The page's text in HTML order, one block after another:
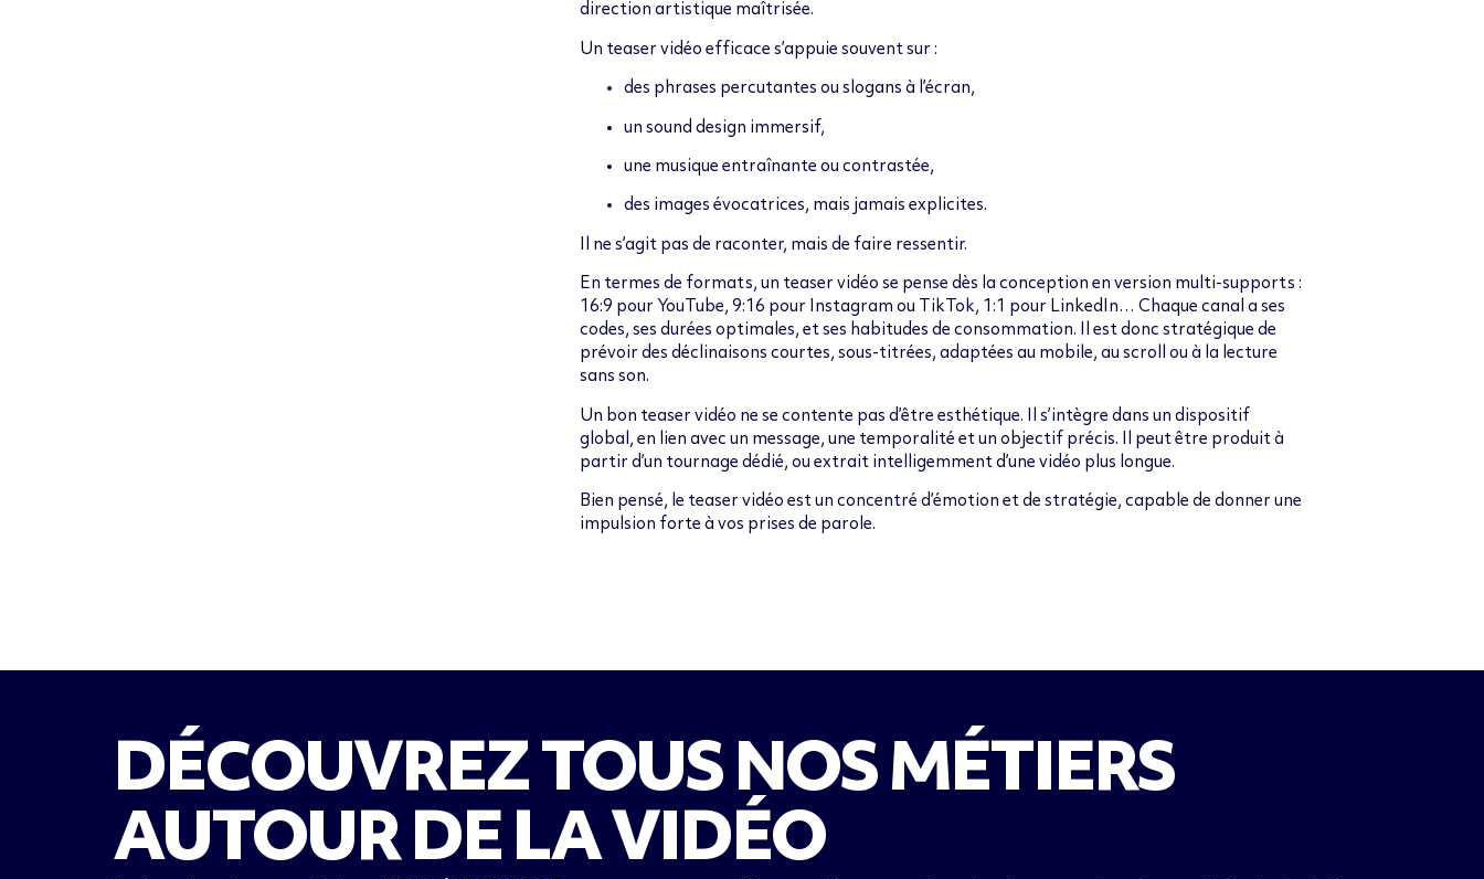
direction artistique maîtrisée.
Un teaser vidéo efficace s’appuie souvent sur :
des phrases percutantes ou slogans à l’écran,
un sound design immersif,
une musique entraînante ou contrastée,
des images évocatrices, mais jamais explicites.
Il ne s’agit pas de raconter, mais de faire ressentir.
En termes de formats, un teaser vidéo se pense dès la conception en version multi-supports :
16:9 pour YouTube, 9:16 pour Instagram ou TikTok, 1:1 pour LinkedIn… Chaque canal a ses
codes, ses durées optimales, et ses habitudes de consommation. Il est donc stratégique de
prévoir des déclinaisons courtes, sous-titrées, adaptées au mobile, au scroll ou à la lecture
sans son.
Un bon teaser vidéo ne se contente pas d’être esthétique. Il s’intègre dans un dispositif
global, en lien avec un message, une temporalité et un objectif précis. Il peut être produit à
partir d’un tournage dédié, ou extrait intelligemment d’une vidéo plus longue.
Bien pensé, le teaser vidéo est un concentré d’émotion et de stratégie, capable de donner une
impulsion forte à vos prises de parole.
DÉCOUVREZ TOUS NOS MÉTIERS
AUTOUR DE LA VIDÉO